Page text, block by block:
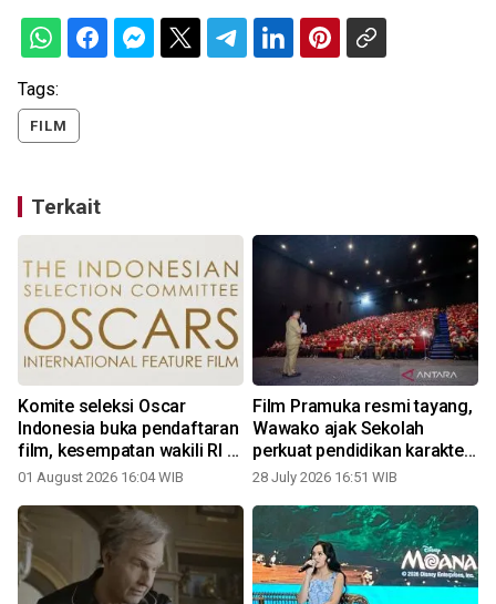
Tags:
FILM
Terkait
Komite seleksi Oscar
Indonesia buka pendaftaran
film, kesempatan wakili RI di
Oscar 2027
01 August 2026 16:04 WIB
Film Pramuka resmi tayang,
Wawako ajak Sekolah
perkuat pendidikan karakter
siswa
28 July 2026 16:51 WIB